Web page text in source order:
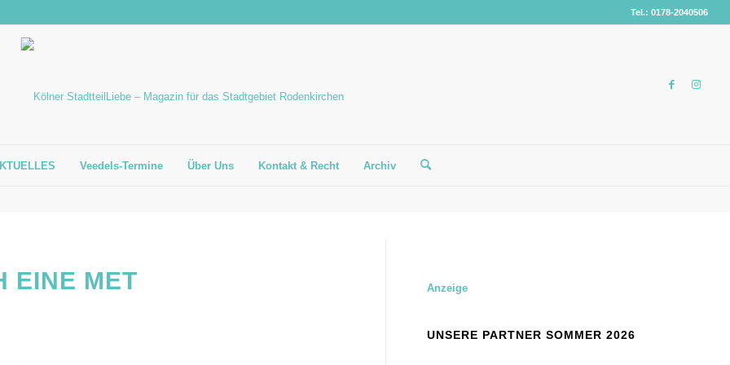
Tel.: 0178-2040506
Veedels-Termine Über Uns Kontakt & Recht Archiv
EINE MET Anzeige
UNSERE PARTNER SOMMER 2026